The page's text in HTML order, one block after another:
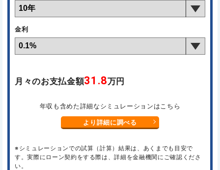
金利
月々のお支払金額31.8万円
年収も含めた詳細なシミュレーションはこちら
より詳細に調べる
※シミュレーションでの試算（計算）結果は、あくまでも目安で
す。実際にローン契約をする際は、詳細を金融機関にご確認くださ
い。